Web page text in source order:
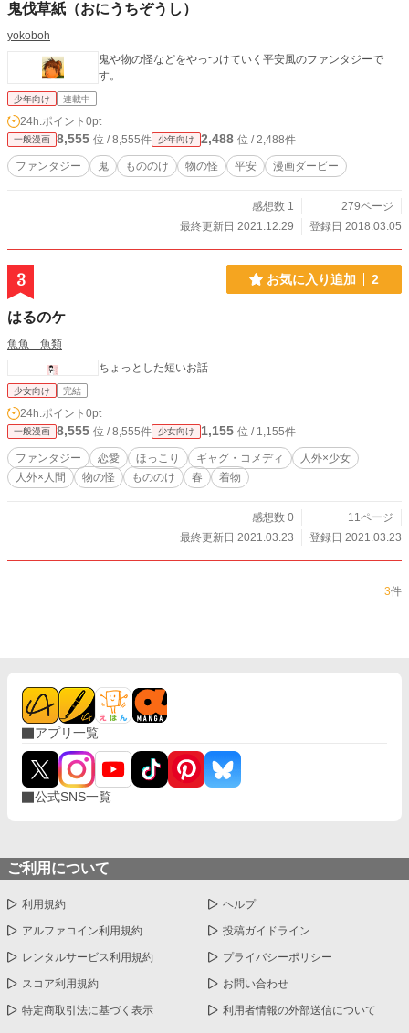
鬼伐草紙（おにうちぞうし）
yokoboh
鬼や物の怪などをやっつけていく平安風のファンタジーで
す。
少年向け 連載中
24h.ポイント 0pt
一般漫画 8,555 位 / 8,555件 少年向け 2,488 位 / 2,488件
ファンタジー 鬼 もののけ 物の怪 平安 漫画ダービー
感想数 1
279ページ
最終更新日 2021.12.29
登録日 2018.03.05
3 お気に入り追加 2
はるのケ
魚魚 魚類
ちょっとした短いお話
少女向け 完結
24h.ポイント 0pt
一般漫画 8,555 位 / 8,555件 少女向け 1,155 位 / 1,155件
ファンタジー 恋愛 ほっこり ギャグ・コメディ
人外×少女
人外×人間
物の怪 もののけ 春 着物
感想数 0
11ページ
最終更新日 2021.03.23
登録日 2021.03.23
3件
アプリ一覧
公式SNS一覧
ご利用について
利用規約 ヘルプ
アルファコイン利用規約 投稿ガイドライン
レンタルサービス利用規約 プライバシーポリシー
スコア利用規約 お問い合わせ
特定商取引法に基づく表示 利用者情報の外部送信について